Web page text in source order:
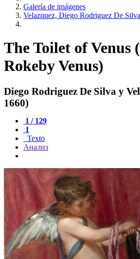
Galería de imágenes
Velazquez, Diego Rodriguez De
The Toilet of Venus
Rokeby Venus)
Diego Rodriguez De Silva y
1660)
1 / 129
1
Texto
Анализ